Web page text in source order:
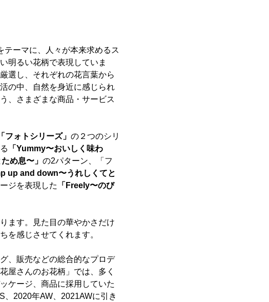
テーマに、人々が本来求めるス
明るい花柄で表現していま
選し、それぞれの花言葉から
の中、自然を身近に感じられ
、さまざまな商品・サービス
「フォトシリーズ」 の２つのシリ
「Yummy〜おいしく味わ
め息〜」 の2パターン、「フ
up and down〜うれしくてと
ジを表現した
「Freely〜のび
ます。見た目の華やかさだけ
を感じさせてくれます。
、販売などの総合的なプロデ
屋さんのお花柄」では、多く
ケージ、商品に採用していた
2020年AW、2021AWに引き